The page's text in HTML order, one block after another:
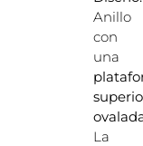
Anillo
con
una
La